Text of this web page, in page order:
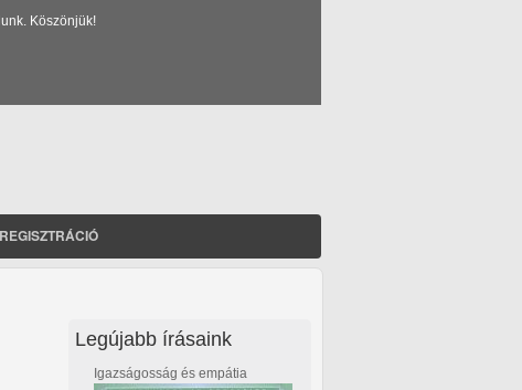
Köszönjük!
Legújabb írásaink
Igazságosság és empátia